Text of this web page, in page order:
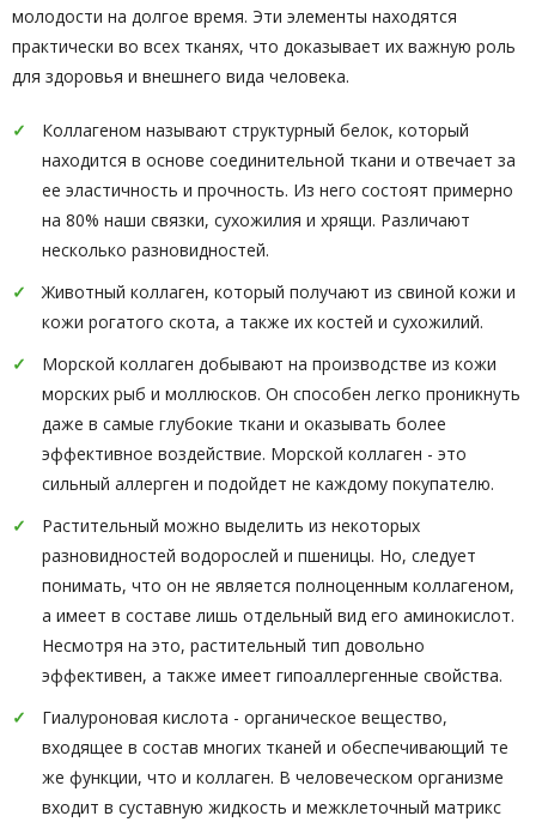
молодости на долгое время. Эти элементы находятся
практически во всех тканях, что доказывает их важную роль
для здоровья и внешнего вида человека.
Коллагеном называют структурный белок, который
находится в основе соединительной ткани и отвечает за
ее эластичность и прочность. Из него состоят примерно
на 80% наши связки, сухожилия и хрящи. Различают
несколько разновидностей.
Животный коллаген, который получают из свиной кожи и
кожи рогатого скота, а также их костей и сухожилий.
Морской коллаген добывают на производстве из кожи
морских рыб и моллюсков. Он способен легко проникнуть
даже в самые глубокие ткани и оказывать более
эффективное воздействие. Морской коллаген - это
сильный аллерген и подойдет не каждому покупателю.
Растительный можно выделить из некоторых
разновидностей водорослей и пшеницы. Но, следует
понимать, что он не является полноценным коллагеном,
а имеет в составе лишь отдельный вид его аминокислот.
Несмотря на это, растительный тип довольно
эффективен, а также имеет гипоаллергенные свойства.
Гиалуроновая кислота - органическое вещество,
входящее в состав многих тканей и обеспечивающий те
же функции, что и коллаген. В человеческом организме
входит в суставную жидкость и межклеточный матрикс